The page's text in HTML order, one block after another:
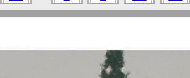
3
Отправить
Берлинский